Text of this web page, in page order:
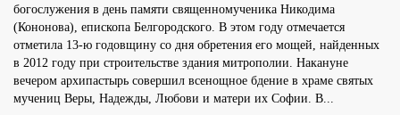
богослужения в день памяти священномученика Никодима
(Кононова), епископа Белгородского. В этом году отмечается
отметила 13-ю годовщину со дня обретения его мощей, найденных
в 2012 году при строительстве здания митрополии. Накануне
вечером архипастырь совершил всенощное бдение в храме святых
мучениц Веры, Надежды, Любови и матери их Софии. В...